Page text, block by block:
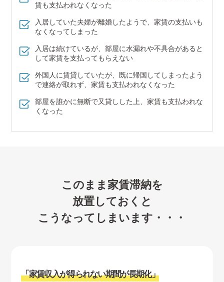
賃も支払われなくなった
入居していた夫婦が離婚したようで、家賃の支払いも
なくなってしまった
入居は続けているが、部屋に水漏れや不具合があると
して家賃を支払ってもらえない
外国人に賃貸していたが、既に帰国してしまったよう
で連絡が取れず、家賃も支払われなくなった
部屋を誰かに無断で又貸しした上、家賃も支払われな
くなった
このまま家賃滞納を
放置しておくと
こうなってしまいます・・・
「家賃収入が得られない期間が長期化」